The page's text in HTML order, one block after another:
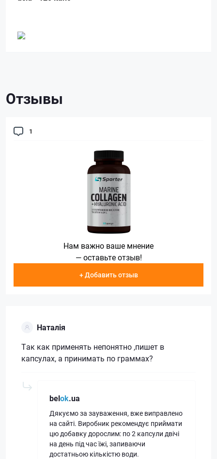
Отзывы
1
Нам важно ваше мнение
— оставьте отзыв!
+ Добавить отзыв
Наталія
Так как применять непонятно ,пишет в
капсулах, а принимать по граммах?
belok.ua
Дякуємо за зауваження, вже виправлено
на сайті. Виробник рекомендує приймати
цю добавку дорослим: по 2 капсули двічі
на день під час їжі, запиваючи
достатньою кількістю води.